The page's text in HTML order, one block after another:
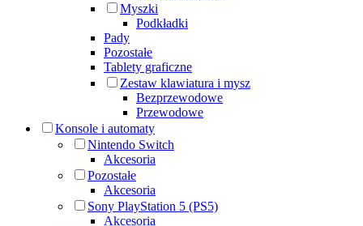
Myszki
Podkładki
Pady
Pozostałe
Tablety graficzne
Zestaw klawiatura i mysz
Bezprzewodowe
Przewodowe
Konsole i automaty
Nintendo Switch
Akcesoria
Pozostałe
Akcesoria
Sony PlayStation 5 (PS5)
Akcesoria